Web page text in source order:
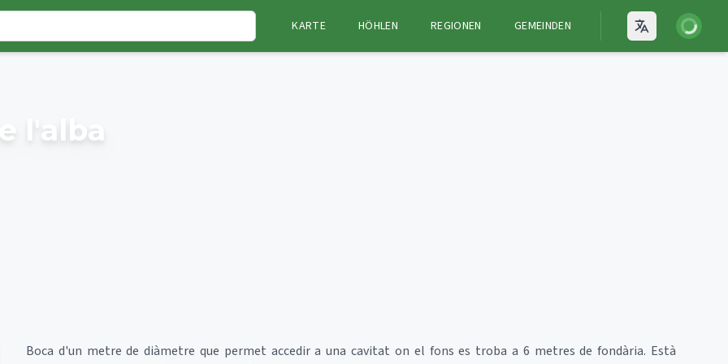
KARTE HÖHLEN REGIONEN GEMEINDEN Open
Anmelden
l'alba
Boca d'un metre de diàmetre que permet accedir a una cavitat on el fons es troba a 6 metres de fondària. Està